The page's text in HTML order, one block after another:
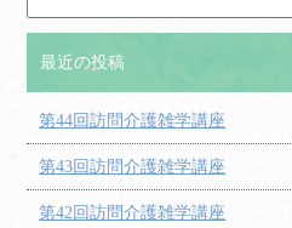
最近の投稿
第44回訪問介護雑学講座
第43回訪問介護雑学講座
第42回訪問介護雑学講座